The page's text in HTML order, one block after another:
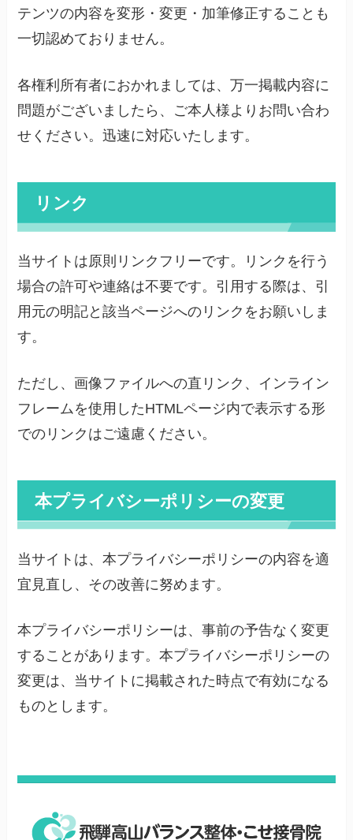
テンツの内容を変形・変更・加筆修正することも
一切認めておりません。
各権利所有者におかれましては、万一掲載内容に
問題がございましたら、ご本人様よりお問い合わ
せください。迅速に対応いたします。
リンク
当サイトは原則リンクフリーです。リンクを行う
場合の許可や連絡は不要です。引用する際は、引
用元の明記と該当ページへのリンクをお願いしま
す。
ただし、画像ファイルへの直リンク、インライン
フレームを使用したHTMLページ内で表示する形
でのリンクはご遠慮ください。
本プライバシーポリシーの変更
当サイトは、本プライバシーポリシーの内容を適
宜見直し、その改善に努めます。
本プライバシーポリシーは、事前の予告なく変更
することがあります。本プライバシーポリシーの
変更は、当サイトに掲載された時点で有効になる
ものとします。